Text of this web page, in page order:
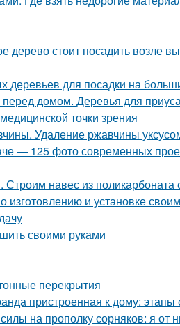
дерево стоит посадить возле
деревьев для посадки на
домом. Деревья для
точки зрения
Удаление ржавчины
— 125 фото современных
Строим навес из
изготовлению и установке
своими руками
перекрытия
пристроенная к дому: этапы
на прополку сорняков: я от